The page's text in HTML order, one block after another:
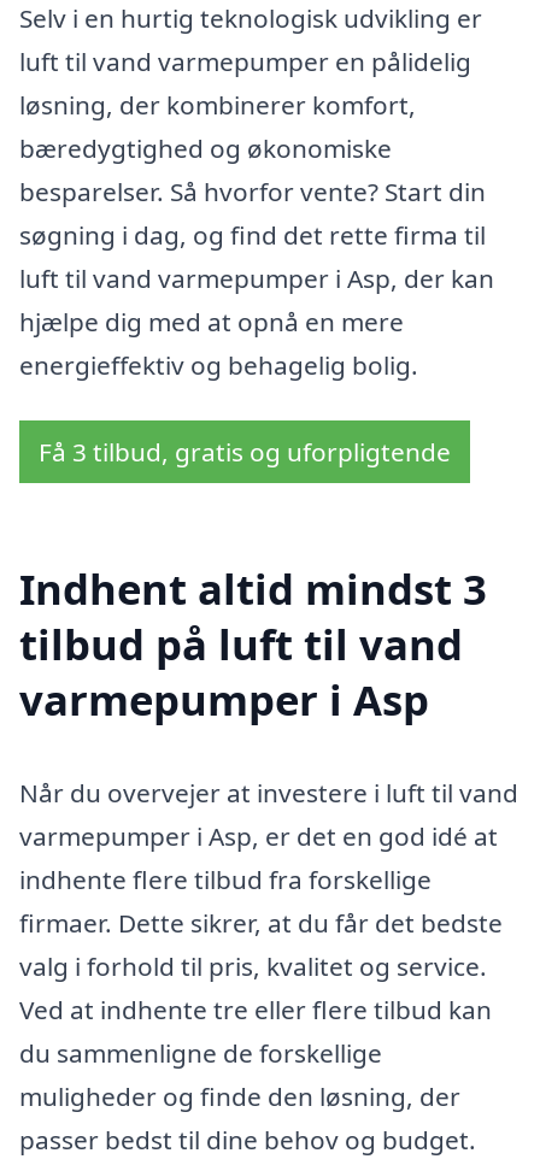
Selv i en hurtig teknologisk udvikling er
luft til vand varmepumper en pålidelig
løsning, der kombinerer komfort,
bæredygtighed og økonomiske
besparelser. Så hvorfor vente? Start din
søgning i dag, og find det rette firma til
luft til vand varmepumper i Asp, der kan
hjælpe dig med at opnå en mere
energieffektiv og behagelig bolig.
Få 3 tilbud, gratis og uforpligtende
Indhent altid mindst 3
tilbud på luft til vand
varmepumper i Asp
Når du overvejer at investere i luft til vand
varmepumper i Asp, er det en god idé at
indhente flere tilbud fra forskellige
firmaer. Dette sikrer, at du får det bedste
valg i forhold til pris, kvalitet og service.
Ved at indhente tre eller flere tilbud kan
du sammenligne de forskellige
muligheder og finde den løsning, der
passer bedst til dine behov og budget.